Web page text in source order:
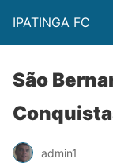
IPATINGA FC
São
admin1